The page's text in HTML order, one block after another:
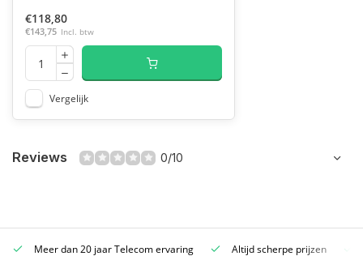
€118,80
€143,75 Incl. btw
Vergelijk
Reviews 0/10
Meer dan 20 jaar Telecom ervaring Altijd scherpe prijzen